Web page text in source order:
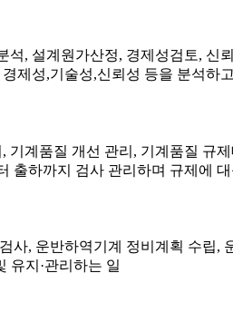
, 설계원가산정, 경제성검토, 신
제성,기술성,신뢰성 등을 분석하
계품질 개선 관리, 기계품질 규제
출하까지 검사 관리하며 규제에 대
사, 운반하역기계 정비계획 수립,
유지·관리하는 일